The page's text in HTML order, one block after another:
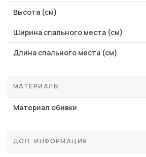
Высота (см)
Ширина спального места (см)
Длина спального места (см)
МАТЕРИАЛЫ
Материал обивки
ДОП. ИНФОРМАЦИЯ